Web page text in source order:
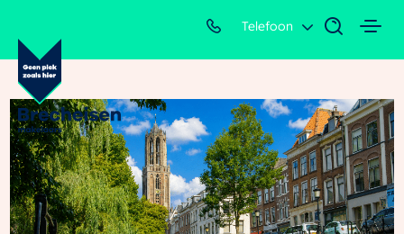
Telefoon